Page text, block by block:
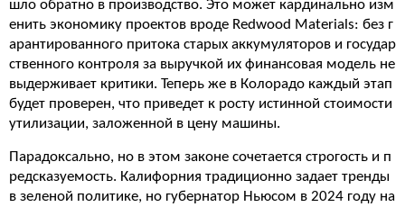
шло обратно в производство. Это может кардинально изм
енить экономику проектов вроде Redwood Materials: без г
арантированного притока старых аккумуляторов и государ
ственного контроля за выручкой их финансовая модель не
выдерживает критики. Теперь же в Колорадо каждый этап
будет проверен, что приведет к росту истинной стоимости
утилизации, заложенной в цену машины.
Парадоксально, но в этом законе сочетается строгость и п
редсказуемость. Калифорния традиционно задает тренды
в зеленой политике, но губернатор Ньюсом в 2024 году на